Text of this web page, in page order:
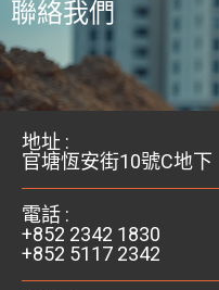
​聯絡我們
地址 :
官塘恆安街10號C地下
電話 :
+852 2342 1830
+852 5117 2342